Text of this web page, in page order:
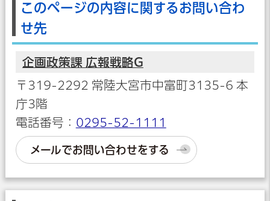
このページの内容に関するお問い合わ
せ先
企画政策課 広報戦略G
〒319-2292 常陸大宮市中富町3135-6 本
庁3階
電話番号： 0295-52-1111
メールでお問い合わせをする